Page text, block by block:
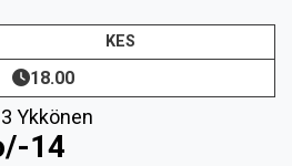
KES
18.00
Ykkönen
14